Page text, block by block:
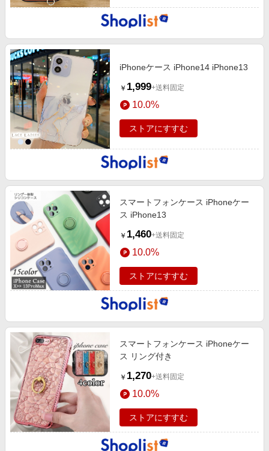
iPhoneケース iPhone14 iPhone13
￥ 1,999+送料固定
10.0%
ストアにすすむ
スマートフォンケース iPhoneケー
ス iPhone13
￥ 1,460+送料固定
10.0%
ストアにすすむ
スマートフォンケース iPhoneケー
ス リング付き
￥ 1,270+送料固定
10.0%
ストアにすすむ